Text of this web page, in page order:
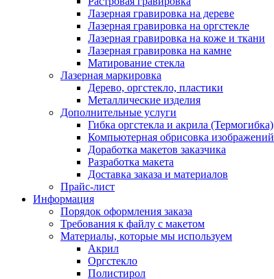
Лазерная гравировка на дереве
Лазерная гравировка на оргстекле
Лазерная гравировка на коже и ткани
Лазерная гравировка на камне
Матирование стекла
Лазерная маркировка
Дерево, оргстекло, пластики
Металлические изделия
Дополнительные услуги
Гибка оргстекла и акрила (Термогибка)
Компьютерная обрисовка изображений
Доработка макетов заказчика
Разработка макета
Доставка заказа и материалов
Прайс-лист
Информация
Порядок оформления заказа
Требования к файлу c макетом
Материалы, которые мы используем
Акрил
Оргстекло
Полистирол